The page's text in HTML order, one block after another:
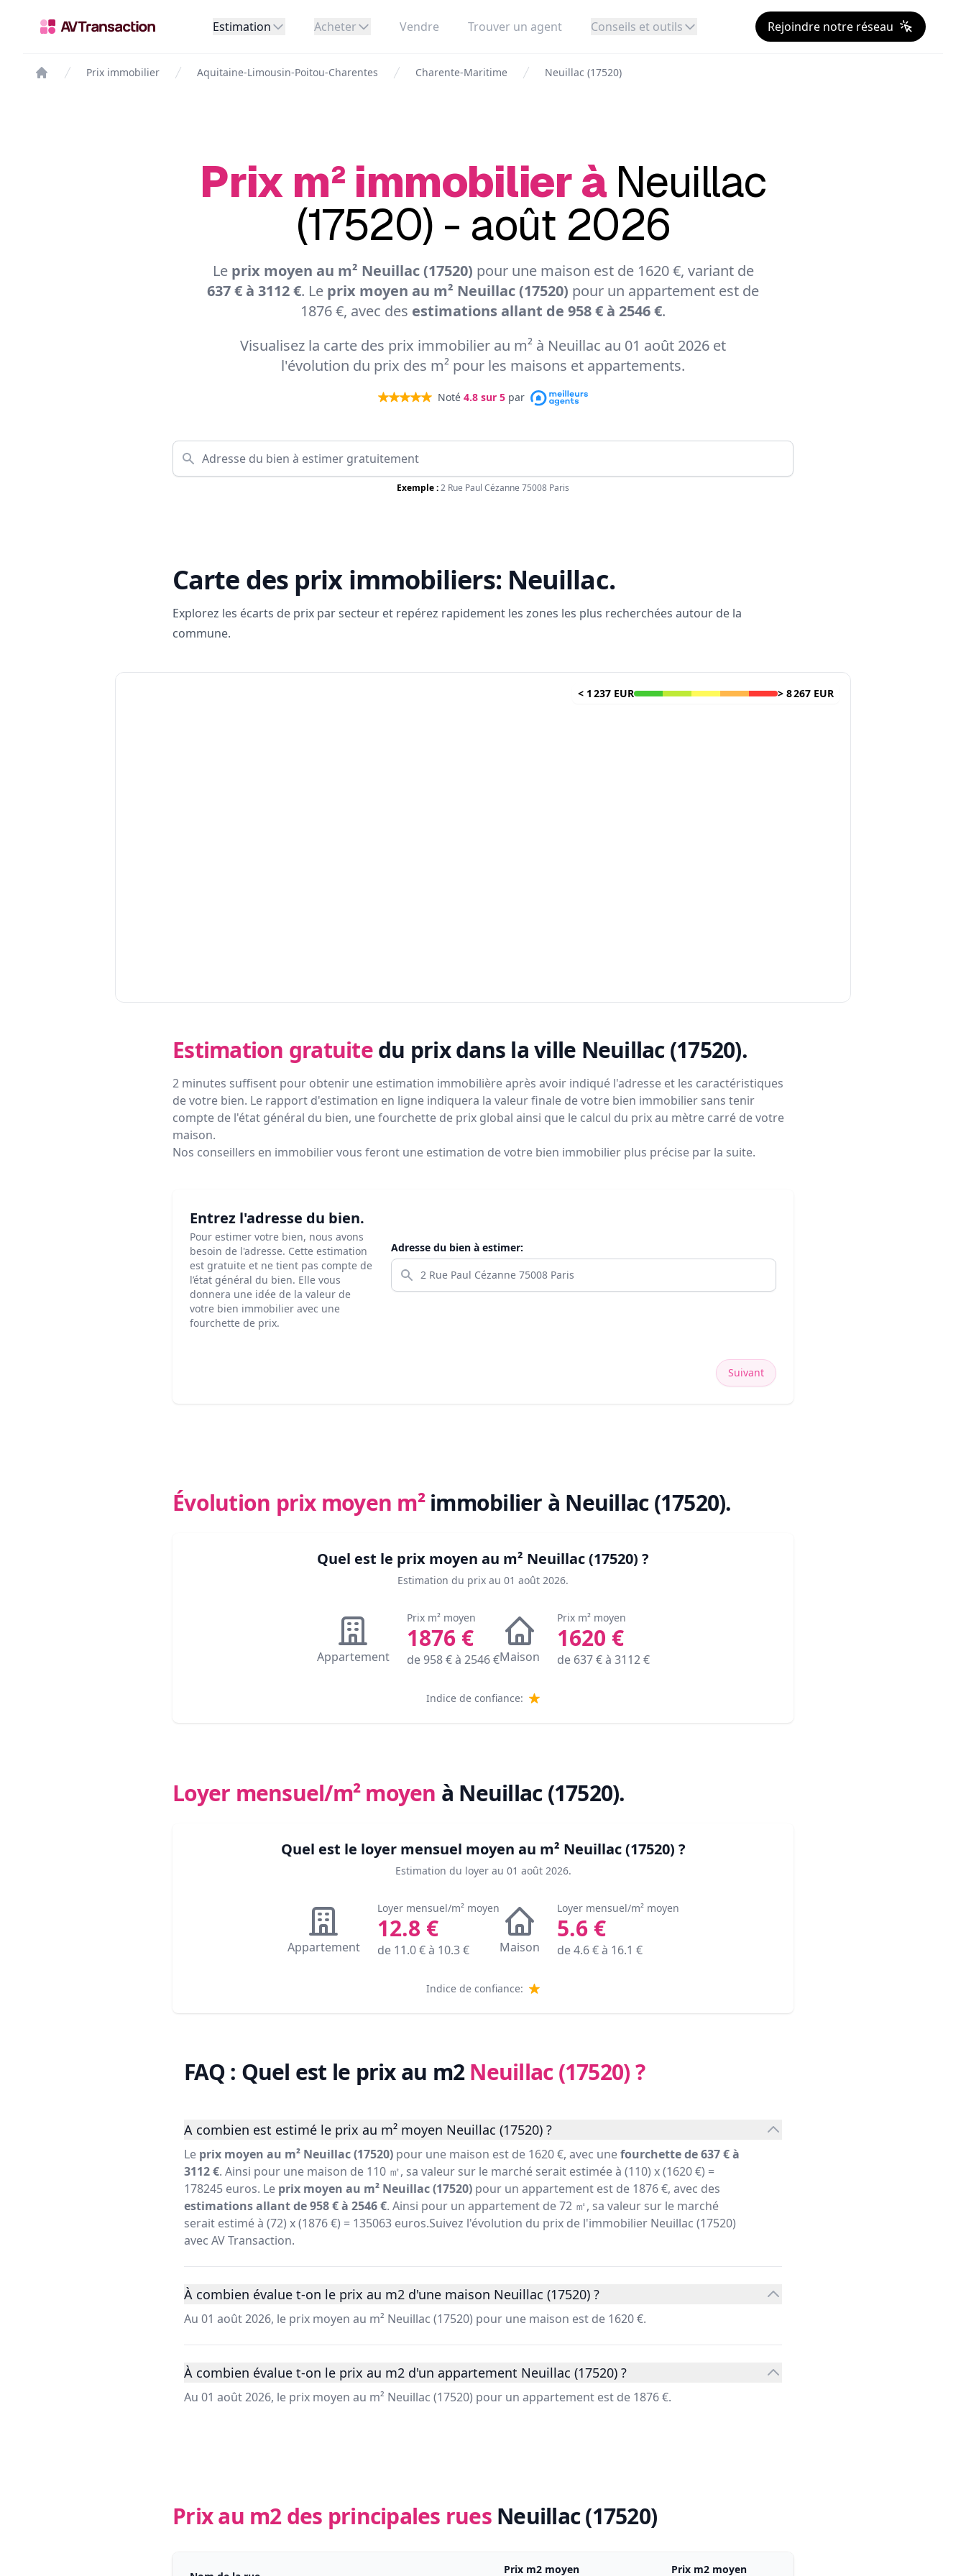
Estimation Acheter Vendre Trouver un agent Conseils et outils Rejoindre notre réseau
Prix immobilier Aquitaine-Limousin-Poitou-Charentes Charente-Maritime Neuillac (17520)
Prix m² immobilier à Neuillac
(17520) - août 2026
Le prix moyen au m² Neuillac (17520) pour une maison est de 1620 €, variant de
637 € à 3112 €. Le prix moyen au m² Neuillac (17520) pour un appartement est de
1876 €, avec des estimations allant de 958 € à 2546 €.
Visualisez la carte des prix immobilier au m² à Neuillac au 01 août 2026 et
l'évolution du prix des m² pour les maisons et appartements.
Noté 4.8 sur 5 par
Exemple :2 Rue Paul Cézanne 75008 Paris
Carte des prix immobiliers: Neuillac.
Explorez les écarts de prix par secteur et repérez rapidement les zones les plus recherchées autour de la
commune.
< 1 237 EUR > 8 267 EUR
Estimation gratuite du prixdans la ville Neuillac (17520).
2 minutes suffisent pour obtenir une estimation immobilière après avoir indiqué l'adresse et les caractéristiques
de votre bien. Le rapport d'estimation en ligne indiquera la valeur finale de votre bien immobilier sans tenir
compte de l'état général du bien, une fourchette de prix global ainsi que le calcul du prix au mètre carré de votre
maison.
Nos conseillers en immobilier vous feront une estimation de votre bien immobilier plus précise par la suite.
Entrez l'adresse du bien.
Pour estimer votre bien, nous avons
besoin de l'adresse. Cette estimation
est gratuite et ne tient pas compte de
l’état général du bien. Elle vous
donnera une idée de la valeur de
votre bien immobilier avec une
fourchette de prix.
Adresse du bien à estimer:
Suivant
Évolution prix moyen m² immobilier à Neuillac (17520).
Quel est le prix moyen au m² Neuillac (17520) ?
Estimation du prix au 01 août 2026.
Appartement
Prix m² moyen
1876€
de958€ à 2546€Maison
Prix m² moyen
1620 €
de 637€ à 3112€
Indice de confiance:
Loyer mensuel/m² moyen à Neuillac (17520).
Quel est le loyer mensuel moyen au m² Neuillac (17520) ?
Estimation du loyer au 01 août 2026.
Appartement
Loyer mensuel/m² moyen
12.8 €
de 11.0€ à 10.3€ Maison
Loyer mensuel/m² moyen
5.6€
de4.6€ à 16.1 €
Indice de confiance:
FAQ : Quel est le prix au m2Neuillac (17520)?
A combien est estimé le prix au m² moyen Neuillac (17520) ?
Le prix moyen au m² Neuillac (17520) pour une maison est de 1620 €, avec unefourchette de 637 € à
3112 €. Ainsi pour une maison de 110 ㎡, sa valeur sur le marché serait estimée à (110) x (1620 €) =
178245 euros. Le prix moyen au m² Neuillac (17520) pour un appartement est de 1876 €, avec des
estimations allant de 958 € à 2546 €. Ainsi pour un appartement de 72 ㎡, sa valeur sur le marché
serait estimé à (72) x (1876 €) = 135063 euros.Suivez l'évolution du prix de l'immobilier Neuillac (17520)
avec AV Transaction.
À combien évalue t-on le prix au m2 d'une maison Neuillac (17520) ?
Au 01 août 2026, le prix moyen au m² Neuillac (17520) pour une maison est de 1620 €.
À combien évalue t-on le prix au m2 d'un appartement Neuillac (17520) ?
Au 01 août 2026, le prix moyen au m² Neuillac (17520) pour un appartement est de 1876 €.
Prix au m2 des principales rues Neuillac (17520)
Prix m2 moyen Prix m2 moyen